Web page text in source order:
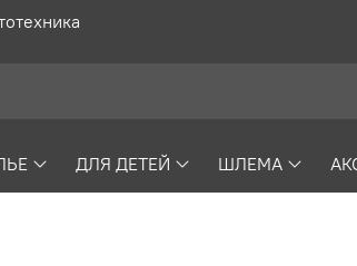
ДЛЯ ДЕТЕЙ ШЛЕМА